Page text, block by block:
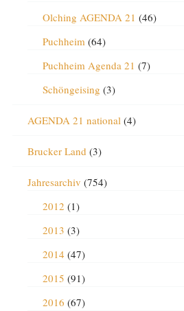
Olching AGENDA 21 (46)
Puchheim(64)
Puchheim Agenda 21 (7)
Schöngeising (3)
AGENDA 21 national(4)
Brucker Land (3)
Jahresarchiv (754)
2012 (1)
2013 (3)
2014 (47)
2015 (91)
2016 (67)